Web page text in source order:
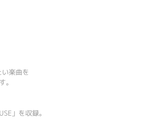
楽曲を
」を収録。